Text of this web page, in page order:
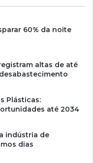
60% da noite
registram altas de até
Plásticas:
até 2034
indústria de
dias